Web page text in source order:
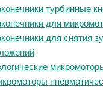
турбинные
для
для снятия